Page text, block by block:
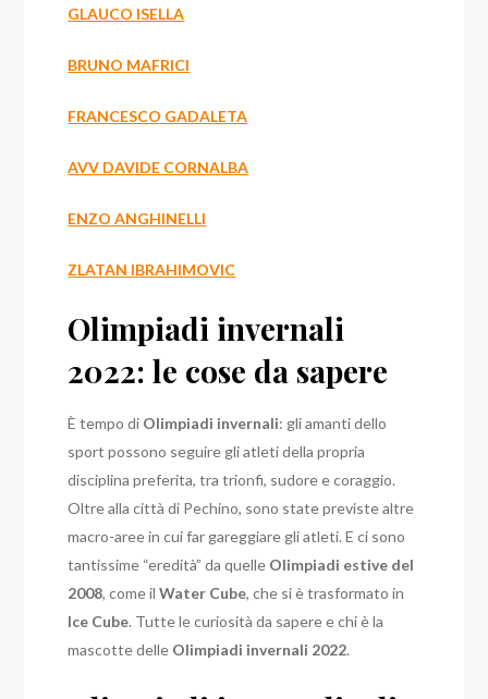
GLAUCO ISELLA
BRUNO MAFRICI
FRANCESCO GADALETA
AVV DAVIDE CORNALBA
ENZO ANGHINELLI
ZLATAN IBRAHIMOVIC
Olimpiadi invernali
2022: le cose da sapere
È tempo di Olimpiadi invernali: gli amanti dello
sport possono seguire gli atleti della propria
disciplina preferita, tra trionfi, sudore e coraggio.
Oltre alla città di Pechino, sono state previste altre
macro-aree in cui far gareggiare gli atleti. E ci sono
tantissime “eredità” da quelle Olimpiadi estive del
2008, come ilWater Cube, che si è trasformato in
Ice Cube. Tutte le curiosità da sapere e chi è la
mascotte delle Olimpiadi invernali 2022.